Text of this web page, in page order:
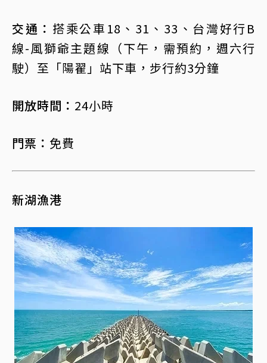
交通： 搭乘公車18、31、33、台灣好行B
線-風獅爺主題線（下午，需預約，週六行
駛）至「陽翟」站下車，步行約3分鐘
開放時間： 24小時
門票： 免費
新湖漁港